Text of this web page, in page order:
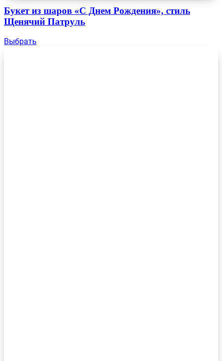
Букет из шаров «С Днем Рождения», стиль
Щенячий Патруль
Выбрать